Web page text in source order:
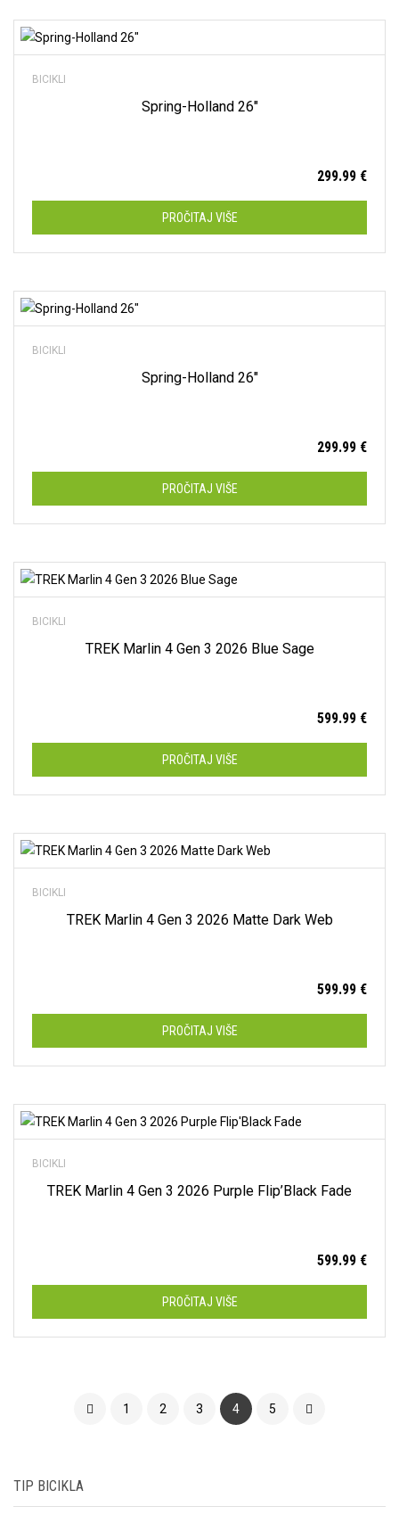
BICIKLI
Spring-Holland 26″
299.99 €
PROČITAJ VIŠE
BICIKLI
Spring-Holland 26″
299.99 €
PROČITAJ VIŠE
BICIKLI
TREK Marlin 4 Gen 3 2026 Blue Sage
599.99 €
PROČITAJ VIŠE
Dodaj na listu želja
BICIKLI
TREK Marlin 4 Gen 3 2026 Matte Dark Web
599.99 €
PROČITAJ VIŠE
Dodaj na listu želja
BICIKLI
TREK Marlin 4 Gen 3 2026 Purple Flip’Black Fade
599.99 €
PROČITAJ VIŠE
1 2 3 4 5
TIP BICIKLA